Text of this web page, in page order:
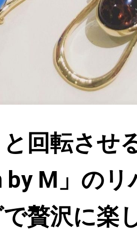
と回転させ
by M」の
で贅沢に楽